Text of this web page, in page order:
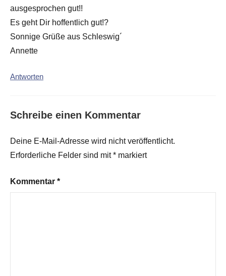
ausgesprochen gut!!
Es geht Dir hoffentlich gut!?
Sonnige Grüße aus Schleswig´
Annette
Antworten
Schreibe einen Kommentar
Deine E-Mail-Adresse wird nicht veröffentlicht.
Erforderliche Felder sind mit* markiert
Kommentar *